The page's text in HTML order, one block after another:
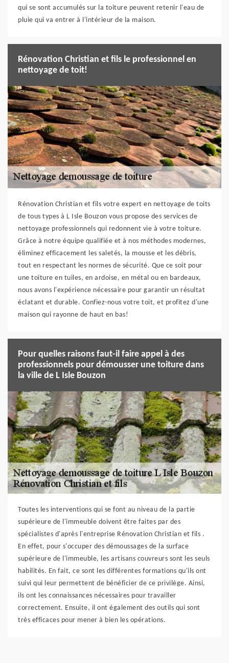
qui se sont accumulés sur la toiture peuvent retenir l'eau de
pluie qui va entrer à l'intérieur de la maison.
Rénovation Christian et fils le professionnel en
nettoyage de toit!
Rénovation Christian et fils votre expert en nettoyage de toits
de tous types à L Isle Bouzon vous propose des services de
nettoyage professionnels qui redonnent vie à votre toiture.
Grâce à notre équipe qualifiée et à nos méthodes modernes,
éliminez efficacement les saletés, la mousse et les débris,
tout en respectant les normes de sécurité. Que ce soit pour
une toiture en tuiles, en ardoise, en métal ou en bardeaux,
nous avons l'expérience nécessaire pour garantir un résultat
éclatant et durable. Confiez-nous votre toit, et profitez d'une
maison qui rayonne de haut en bas!
Pour quelles raisons faut-il faire appel à des
professionnels pour démousser une toiture dans
la ville de L Isle Bouzon
Toutes les interventions qui se font au niveau de la partie
supérieure de l'immeuble doivent être faites par des
spécialistes d'après l'entreprise Rénovation Christian et fils .
En effet, pour s'occuper des démoussages de la surface
supérieure de l'immeuble, les artisans couvreurs sont les seuls
habilités. En fait, ce sont les différentes formations qu'ils ont
suivi qui leur permettent de bénéficier de ce privilège. Ainsi,
ils ont les connaissances nécessaires pour travailler
correctement. Ensuite, il ont également des outils qui sont
très efficaces pour mener à bien les opérations.